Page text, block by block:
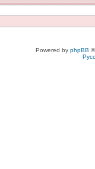
Powered by phpBB